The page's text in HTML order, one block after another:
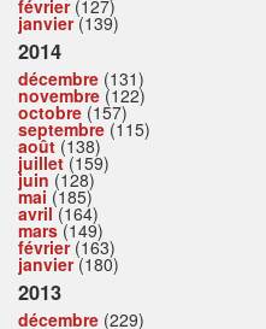
février(127)
janvier(139)
2014
décembre (131)
novembre (122)
octobre (157)
septembre (115)
août (138)
juillet(159)
juin (128)
mai (185)
avril(164)
mars(149)
février(163)
janvier(180)
2013
décembre (229)